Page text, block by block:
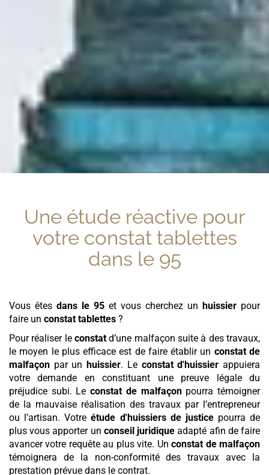
Une étude réactive pour
votre constat tablettes
dans le 95
Vous êtes dans le 95 et vous cherchez un huissier pour
faire un constat tablettes ?
Pour réaliser le constat d’une malfaçon suite à des travaux,
le moyen le plus efficace est de faire établir un constat de
malfaçon par unhuissier. Le constat d'huissier appuiera
votre demande en constituant une preuve légale du
préjudice subi. Leconstat de malfaçonpourra témoigner
de la mauvaise réalisation des travaux par l’entrepreneur
ou l’artisan. Votreétude d'huissiers de justicepourra de
plus vous apporter un conseil juridique adapté afin de faire
avancer votre requête au plus vite. Unconstat de malfaçon
témoignera de la non-conformité des travaux avec la
prestation prévue dans le contrat.